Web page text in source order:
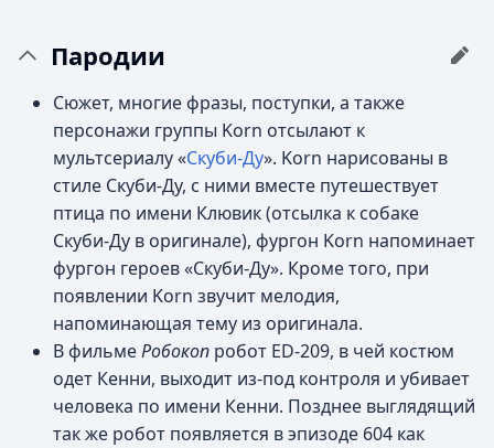
Пародии
Сюжет, многие фразы, поступки, а также
персонажи группы Korn отсылают к
мультсериалу «Скуби-Ду». Korn нарисованы в
стиле Скуби-Ду, с ними вместе путешествует
птица по имени Клювик (отсылка к собаке
Скуби-Ду в оригинале), фургон Korn напоминает
фургон героев «Скуби-Ду». Кроме того, при
появлении Korn звучит мелодия,
напоминающая тему из оригинала.
В фильмеРобокоп робот ED-209, в чей костюм
одет Кенни, выходит из-под контроля и убивает
человека по имени Кенни. Позднее выглядящий
так же робот появляется в эпизоде 604 как